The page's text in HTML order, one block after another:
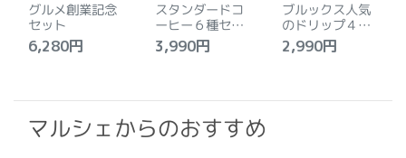
グルメ創業記念
セット
6,280円
スタンダードコ
ーヒー６種セッ
ト
3,990円
ブルックス人気
のドリップ４種
セット
2,990円
マルシェからのおすすめ